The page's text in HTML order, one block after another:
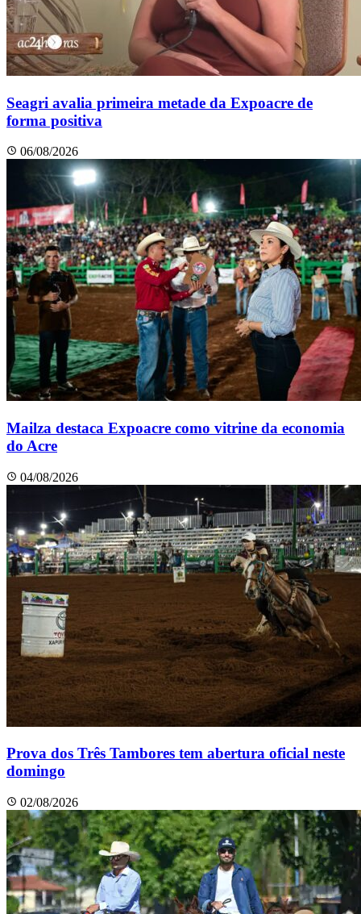
Seagri avalia primeira metade da Expoacre de
forma positiva
06/08/2026
Mailza destaca Expoacre como vitrine da economia
do Acre
04/08/2026
Prova dos Três Tambores tem abertura oficial neste
domingo
02/08/2026